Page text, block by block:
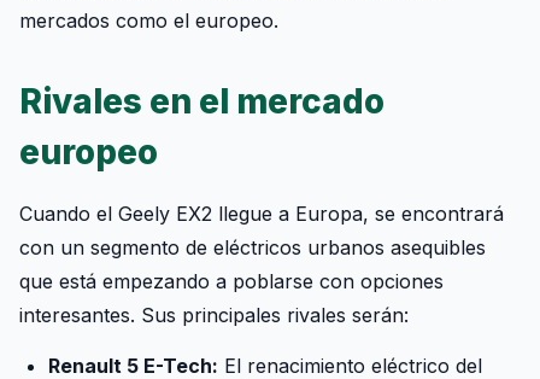
mercados como el europeo.
Rivales en el mercado
europeo
Cuando el Geely EX2 llegue a Europa, se encontrará
con un segmento de eléctricos urbanos asequibles
que está empezando a poblarse con opciones
interesantes. Sus principales rivales serán:
Renault 5 E-Tech: El renacimiento eléctrico del